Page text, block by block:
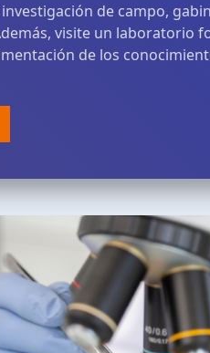
de campo,
visite un laboratorio
de los